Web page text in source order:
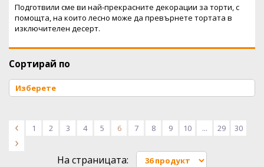
Подготвили сме ви най-прекрасните декорации за торти, с
помощта, на които лесно може да превърнете тортата в
изключителен десерт.
Сортирай по
< 1 2 3 4 5 6 7 8 9 10 ... 29
30
>
На страницата: